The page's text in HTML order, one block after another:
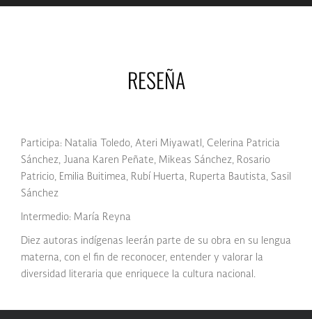
RESEÑA
Participa: Natalia Toledo, Ateri Miyawatl, Celerina Patricia
Sánchez, Juana Karen Peñate, Mikeas Sánchez, Rosario
Patricio, Emilia Buitimea, Rubí Huerta, Ruperta Bautista, Sasil
Sánchez
Intermedio: María Reyna
Diez autoras indígenas leerán parte de su obra en su lengua
materna, con el fin de reconocer, entender y valorar la
diversidad literaria que enriquece la cultura nacional.